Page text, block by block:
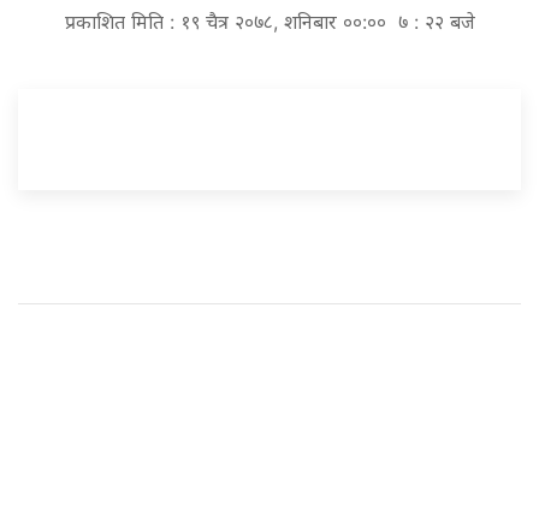
प्रकाशित मिति : १९ चैत्र २०७८, शनिबार ००:०० ७ : २२ बजे